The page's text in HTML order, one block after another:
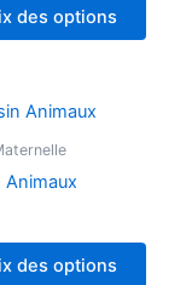
des options
des options